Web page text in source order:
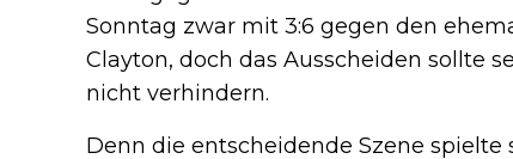
Sonntag zwar mit 3:6 gegen den
Clayton, doch das Ausscheiden sollte
nicht verhindern.
Denn die entscheidende Szene spielte